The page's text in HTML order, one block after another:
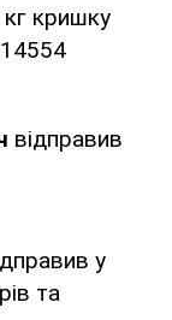
кришку
відправив
у
та